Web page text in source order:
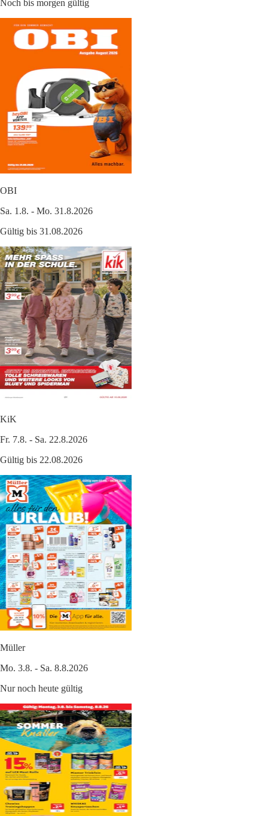
Noch bis morgen gültig
OBI
Sa. 1.8. - Mo. 31.8.2026
Gültig bis 31.08.2026
KiK
Fr. 7.8. - Sa. 22.8.2026
Gültig bis 22.08.2026
Müller
Mo. 3.8. - Sa. 8.8.2026
Nur noch heute gültig